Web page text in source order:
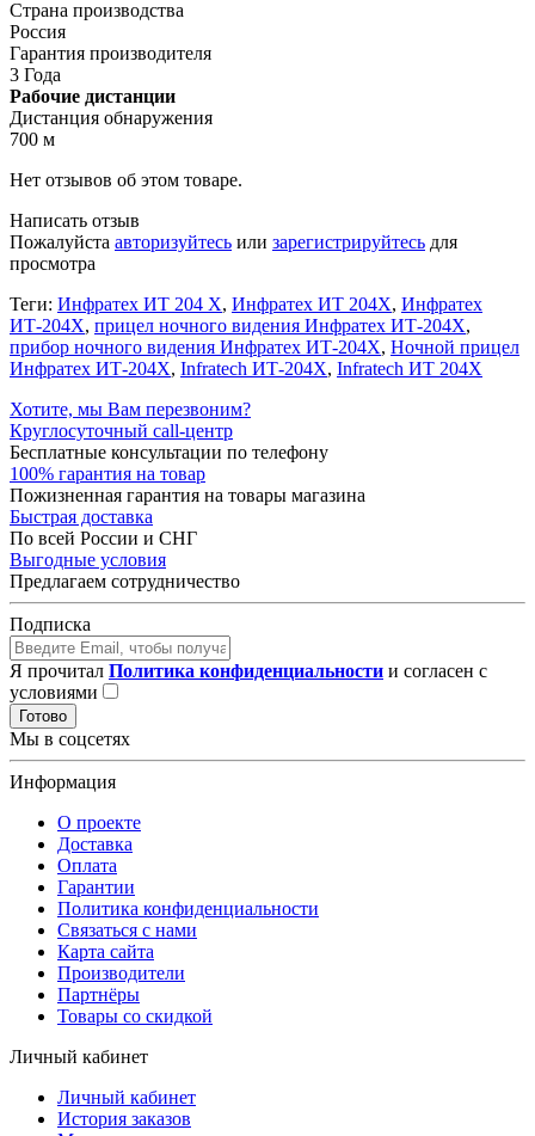
Страна производства
Россия
Гарантия производителя
3 Года
Рабочие дистанции
Дистанция обнаружения
700 м
Нет отзывов об этом товаре.
Написать отзыв
Пожалуйста авторизуйтесь или зарегистрируйтесь для
просмотра
Теги: Инфратех ИТ 204 Х, Инфратех ИТ 204Х, Инфратех
ИТ-204Х, прицел ночного видения Инфратех ИТ-204Х,
прибор ночного видения Инфратех ИТ-204Х, Ночной прицел
Инфратех ИТ-204Х, Infratech ИТ-204Х, Infratech ИТ 204Х
Хотите, мы Вам перезвоним?
Круглосуточный call-центр
Бесплатные консультации по телефону
100% гарантия на товар
Пожизненная гарантия на товары магазина
Быстрая доставка
По всей России и СНГ
Выгодные условия
Предлагаем сотрудничество
Подписка
Я прочитал Политика конфиденциальности и согласен с
условиями
Готово
Мы в соцсетях
Информация
О проекте
Доставка
Оплата
Гарантии
Политика конфиденциальности
Связаться с нами
Карта сайта
Производители
Партнёры
Товары со скидкой
Личный кабинет
Личный кабинет
История заказов